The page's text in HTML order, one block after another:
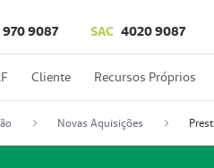
9087 SAC 4020 9087
Cliente Recursos Próprios
Novas Aquisições